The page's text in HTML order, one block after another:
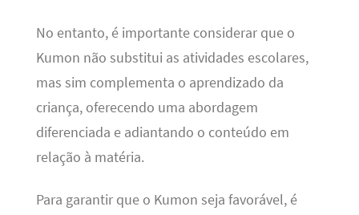
No entanto, é importante considerar que o
Kumon não substitui as atividades escolares,
mas sim complementa o aprendizado da
criança, oferecendo uma abordagem
diferenciada e adiantando o conteúdo em
relação à matéria.
Para garantir que o Kumon seja favorável, é